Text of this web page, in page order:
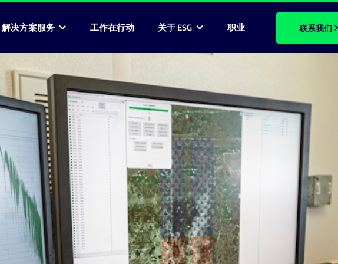
解决方案服务 工作在行动 关于 ESG 职业 联系我们